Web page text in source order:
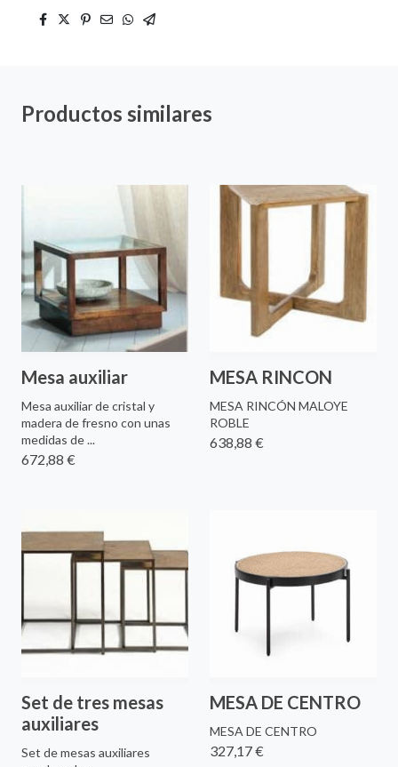
Productos similares
Mesa auxiliar
Mesa auxiliar de cristal y
madera de fresno con unas
medidas de ...
672,88 €
MESA RINCON
MESA RINCÓN MALOYE
ROBLE
638,88 €
Set de tres mesas
auxiliares
Set de mesas auxiliares
MESA DE CENTRO
MESA DE CENTRO
327,17 €